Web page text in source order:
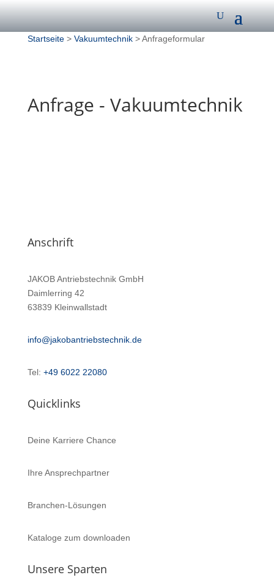
Startseite> Vakuumtechnik> Anfrageformular
Anfrage - Vakuumtechnik
Anschrift
JAKOB Antriebstechnik GmbH
Daimlerring 42
63839 Kleinwallstadt
info@jakobantriebstechnik.de
Tel: +49 6022 22080
Quicklinks
Deine Karriere Chance
Ihre Ansprechpartner
Branchen-Lösungen
Kataloge zum downloaden
Unsere Sparten